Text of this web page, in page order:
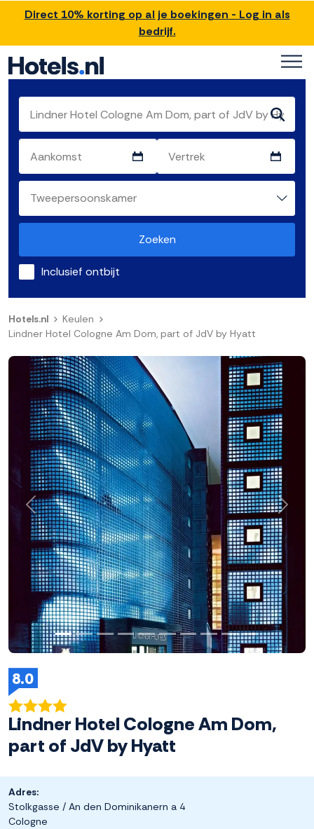
Direct 10% korting op al je boekingen - Log in als
bedrijf.
Zoeken
Inclusief ontbijt
Hotels.nl
Keulen
Lindner Hotel Cologne Am Dom, part of JdV by Hyatt
8.0
Lindner Hotel Cologne Am Dom,
part of JdV by Hyatt
Adres:
Stolkgasse / An den Dominikanern a 4
Cologne